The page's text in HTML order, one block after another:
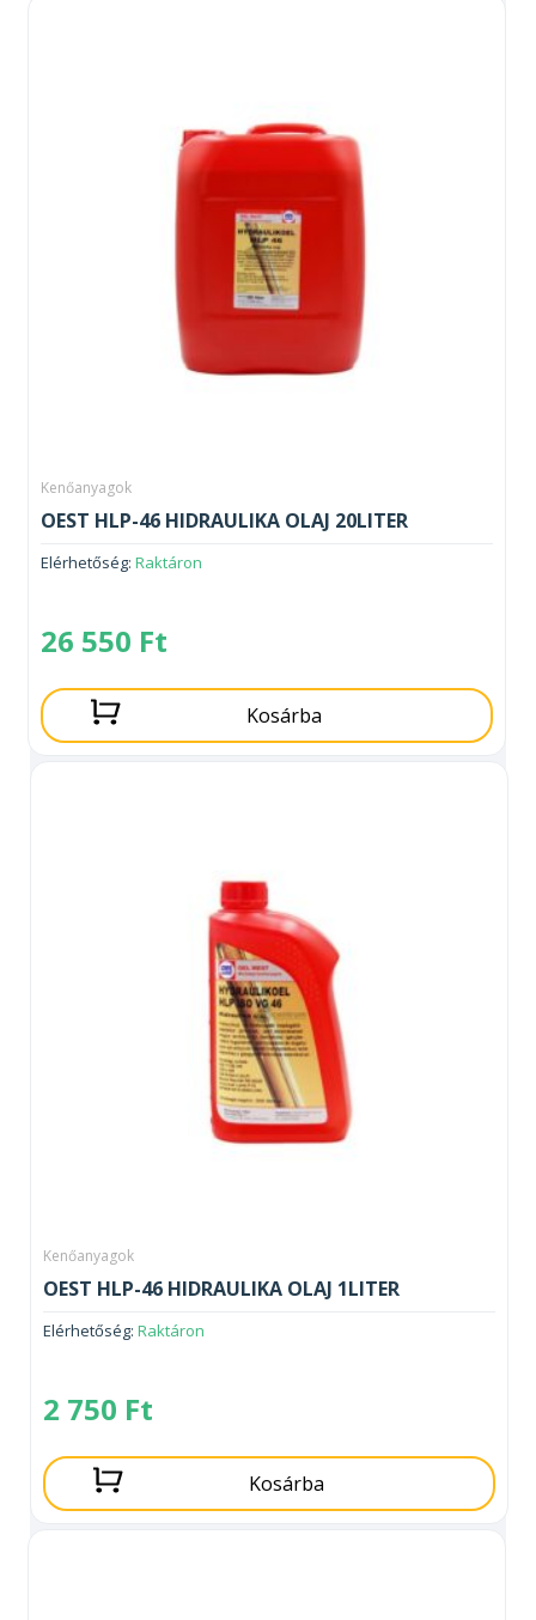
Kenőanyagok
OEST HLP-46 HIDRAULIKA OLAJ 20LITER
Elérhetőség: Raktáron
26 550 Ft
Kosárba
Kenőanyagok
OEST HLP-46 HIDRAULIKA OLAJ 1LITER
Elérhetőség: Raktáron
2 750 Ft
Kosárba